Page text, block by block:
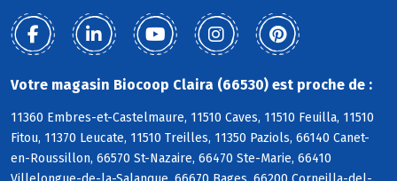
Votre magasin Biocoop Claira (66530) est proche de :
11360 Embres-et-Castelmaure, 11510 Caves, 11510 Feuilla, 11510
Fitou, 11370 Leucate, 11510 Treilles, 11350 Paziols, 66140 Canet-
en-Roussillon, 66570 St-Nazaire, 66470 Ste-Marie, 66410